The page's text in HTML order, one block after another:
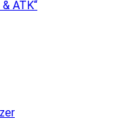
ATK“